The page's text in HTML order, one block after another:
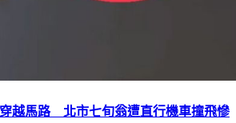
越馬路 北市七旬翁遭直行機車撞飛慘